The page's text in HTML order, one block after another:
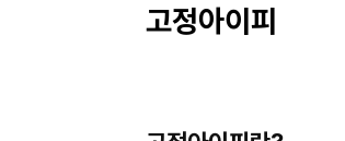
고정아이피